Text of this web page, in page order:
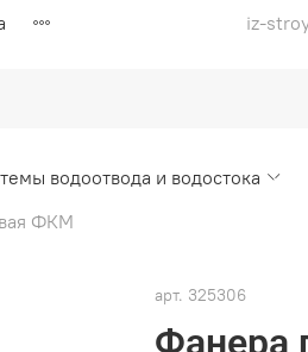
iz-
водоотвода и водостока
ФКМ
арт. 325306
Фанера